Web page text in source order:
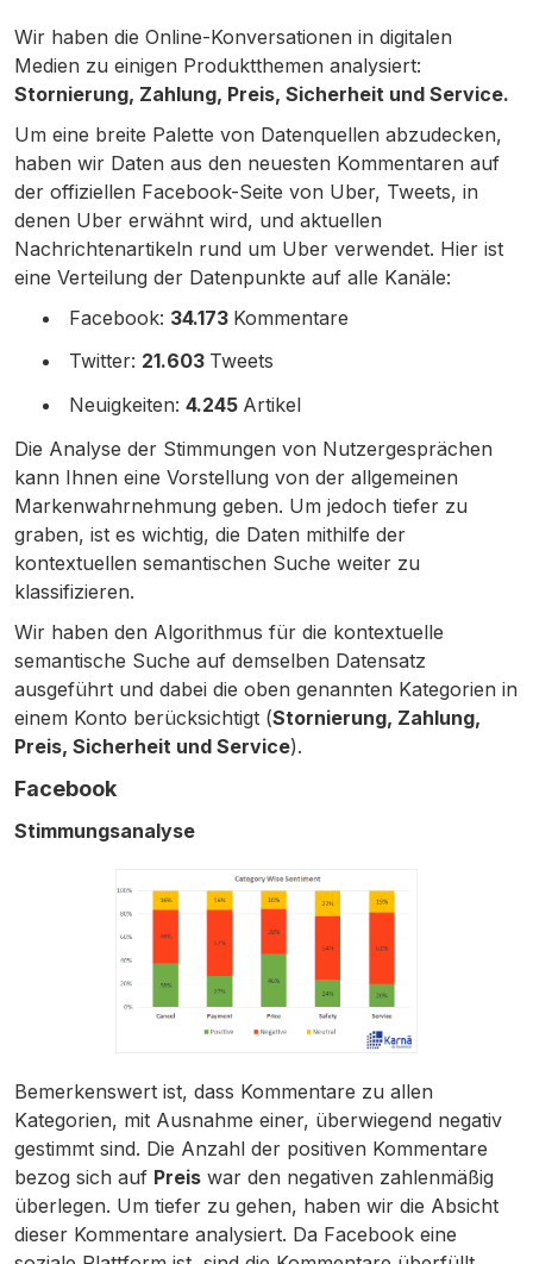
Wir haben die Online-Konversationen in digitalen
Medien zu einigen Produktthemen analysiert:
Stornierung, Zahlung, Preis, Sicherheit und Service.
Um eine breite Palette von Datenquellen abzudecken,
haben wir Daten aus den neuesten Kommentaren auf
der offiziellen Facebook-Seite von Uber, Tweets, in
denen Uber erwähnt wird, und aktuellen
Nachrichtenartikeln rund um Uber verwendet. Hier ist
eine Verteilung der Datenpunkte auf alle Kanäle:
Facebook: 34.173 Kommentare
Twitter: 21.603 Tweets
Neuigkeiten: 4.245 Artikel
Die Analyse der Stimmungen von Nutzergesprächen
kann Ihnen eine Vorstellung von der allgemeinen
Markenwahrnehmung geben. Um jedoch tiefer zu
graben, ist es wichtig, die Daten mithilfe der
kontextuellen semantischen Suche weiter zu
klassifizieren.
Wir haben den Algorithmus für die kontextuelle
semantische Suche auf demselben Datensatz
ausgeführt und dabei die oben genannten Kategorien in
einem Konto berücksichtigt (Stornierung, Zahlung,
Preis, Sicherheit und Service).
Facebook
Stimmungsanalyse
Bemerkenswert ist, dass Kommentare zu allen
Kategorien, mit Ausnahme einer, überwiegend negativ
gestimmt sind. Die Anzahl der positiven Kommentare
bezog sich auf Preis war den negativen zahlenmäßig
überlegen. Um tiefer zu gehen, haben wir die Absicht
dieser Kommentare analysiert. Da Facebook eine